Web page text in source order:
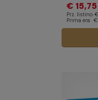
€ 15,75
Prz. listino
Prima era €